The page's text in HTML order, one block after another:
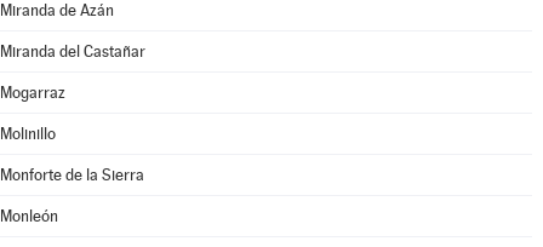
Miranda de Azán
Miranda del Castañar
Mogarraz
Molinillo
Monforte de la Sierra
Monleón